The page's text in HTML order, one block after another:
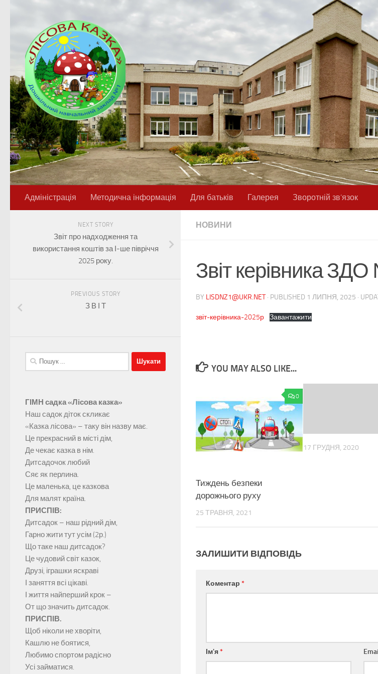
Адміністрація Методична інформація Для батьків Галерея Зворотній зв’язок
НОВИНИ
Звіт керівника
BY LISDNZ1@UKR.NET · PUBLISHED 1 ЛИПНЯ, 2025 ·
звіт-керівника-2025р Завантажити
YOU MAY ALSO LIKE...
0
Тиждень безпеки
дорожнього руху
25 ТРАВНЯ, 2021
17 ГРУДНЯ, 2020
ЗАЛИШИТИ ВІДПОВІДЬ
Коментар *
Ім'я*
NEXT STORY
Звіт про надходження та
використання коштів за І-ше півріччя
2025 року.
PREVIOUS STORY
З В І Т
Пошук:
ГІМН садка «Лісова казка»
Наш садок діток скликає
«Казка лісова» – таку він назву має.
Це прекрасний в місті дім,
Де чекає казка в нім.
Дитсадочок любий
Сяє як перлина.
Це маленька, це казкова
Для малят країна.
ПРИСПІВ:
Дитсадок – наш рідний дім,
Гарно жити тут усім (2р.)
Що таке наш дитсадок?
Це чудовий світ казок,
Друзі, іграшки яскраві
І заняття всі цікаві.
І життя найперший крок –
От що значить дитсадок.
ПРИСПІВ.
Щоб ніколи не хворіти,
Кашлю не боятися,
Любимо спортом радісно
Усі займатися.